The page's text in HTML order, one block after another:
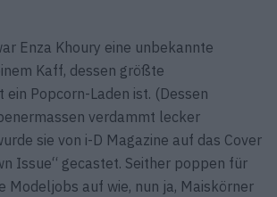
Enza Khoury eine unbekannte
Kaff, dessen größte
ein Popcorn-Laden ist. (Dessen
verdammt lecker
sie von i-D Magazine auf das Cover
Issue“ gecastet. Seither poppen für
Modeljobs auf wie, nun ja, Maiskörner